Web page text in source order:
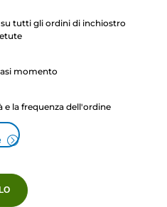
tutti gli ordini di inchiostro
momento
e la frequenza dell'ordine